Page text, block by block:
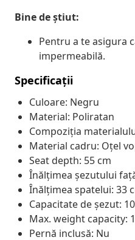
Bine de știut:
Pentru a te asigura
impermeabilă.
Specificații
Culoare: Negru
Material: Poliratan
Compoziția
Material cadru: Oțel
Seat depth: 55 cm
Înălțimea șezutului
Înălțimea spatelui: 33
Capacitate de șezut: 10
Max. weight capacity:
Pernă inclusă: Nu